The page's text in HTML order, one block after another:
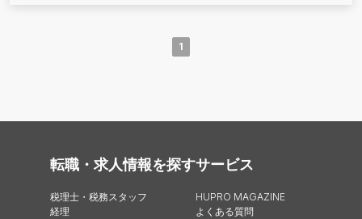
1
転職・求人情報を探す
税理士・税務スタッフ
経理
サービス
HUPRO MAGAZINE
よくある質問